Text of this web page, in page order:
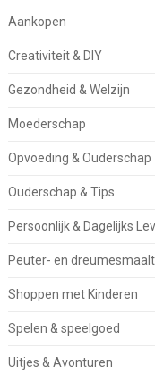
Aankopen
Creativiteit & DIY
Gezondheid & Welzijn
Moederschap
Opvoeding & Ouderschap
Ouderschap & Tips
Persoonlijk & Dagelijks
Peuter- en
Shoppen met Kinderen
Spelen & speelgoed
Uitjes & Avonturen